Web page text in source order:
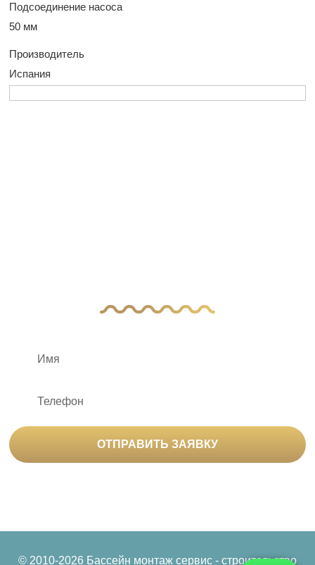
Подсоединение насоса
50 мм
Производитель
Испания
ОТПРАВИТЬ ЗАЯВКУ
© 2010-2026 Бассейн монтаж сервис - строительство